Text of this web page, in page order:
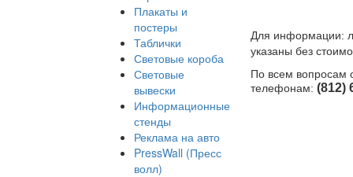
Плакаты и
постеры
Таблички
Световые короба
Световые
вывески
Информационные
стенды
Реклама на авто
PressWall (Пресс
волл)
Для информации:
указаны без
По всем вопросам
телефонам: (812)